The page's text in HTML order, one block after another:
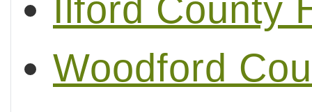
Ilford County
Woodford